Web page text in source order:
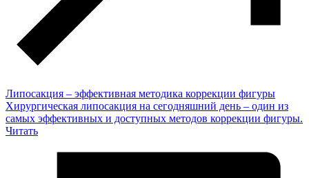
Липосакция – эффективная методика коррекции фигуры
Хирургическая липосакция на сегодняшний день – один из
самых эффективных и доступных методов коррекции фигуры.
Читать